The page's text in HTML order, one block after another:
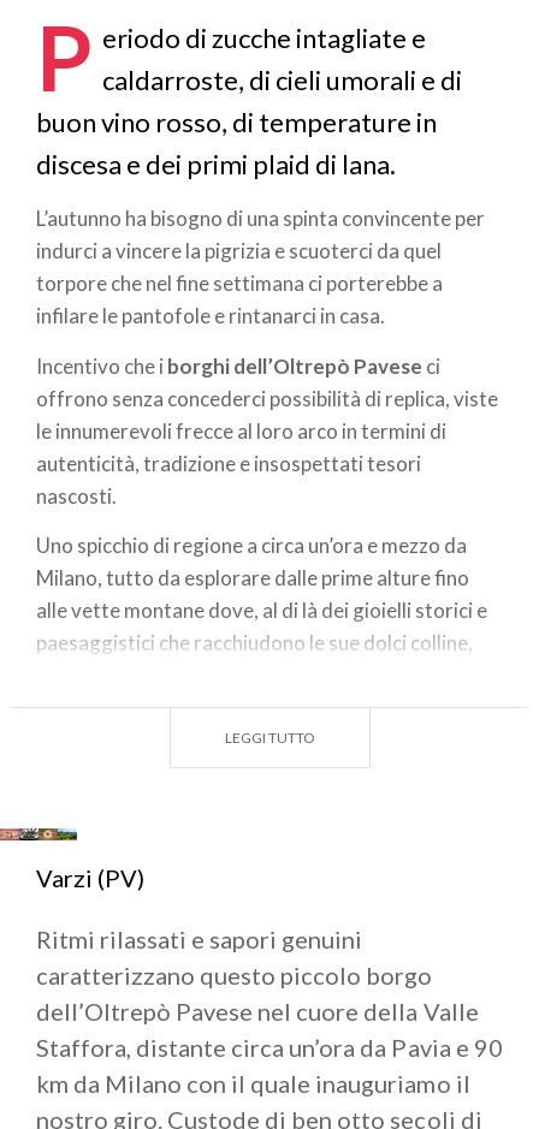
P eriodo di zucche intagliate e
caldarroste, di cieli umorali e di
buon vino rosso, di temperature in
discesa e dei primi plaid di lana.
L’autunno ha bisogno di una spinta convincente per
indurci a vincere la pigrizia e scuoterci da quel
torpore che nel fine settimana ci porterebbe a
infilare le pantofole e rintanarci in casa.
Incentivo che i borghi dell’Oltrepò Pavese ci
offrono senza concederci possibilità di replica, viste
le innumerevoli frecce al loro arco in termini di
autenticità, tradizione e insospettati tesori
nascosti.
Uno spicchio di regione a circa un’ora e mezzo da
Milano, tutto da esplorare dalle prime alture fino
alle vette montane dove, al di là dei gioielli storici e
paesaggistici che racchiudono le sue dolci colline,
resistenza sono i prelibati prodotti enogastronomici
offerti da una terra che nei mesi autunnali si fa più
che mai generosa ed accogliente.
Partiamo dunque per questo piccolo viaggio fra i
Fortunago alla
brasato di Varzi. Assaporando le prelibatezze dei
“borghi di pietra” con il gusto e la lentezza suggeriti
dalle loro atmosfere sospese nel tempo.
LEGGI TUTTO
Varzi (PV)
Ritmi rilassati e sapori genuini
caratterizzano questo piccolo borgo
dell’Oltrepò Pavese nel cuore della Valle
Staffora, distante circa un’ora da Pavia e 90
km da Milano con il quale inauguriamo il
nostro giro. Custode di ben otto secoli di